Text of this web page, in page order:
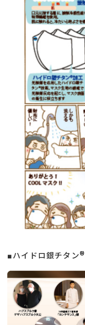
■ハイドロ銀チタン®